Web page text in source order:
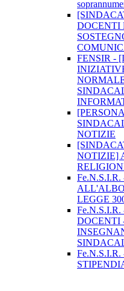
DOCENTI
FENSIR -
NOTIZIE
NOTIZIE]
LEGGE
DOCENTI